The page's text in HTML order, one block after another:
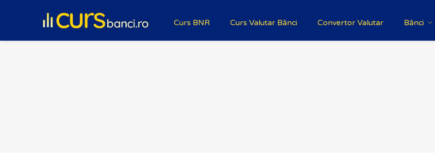
Curs BNR Curs Valutar Bănci Convertor Valutar Bănci